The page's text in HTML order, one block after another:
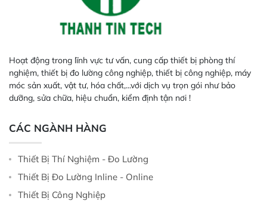
Hoạt động trong lĩnh vực tư vấn, cung cấp thiết bị phòng thí
nghiệm, thiết bị đo lường công nghiệp, thiết bị công nghiệp, máy
móc sản xuất, vật tư, hóa chất,...với dịch vụ trọn gói như bảo
dưỡng, sửa chữa, hiệu chuẩn, kiểm định tận nơi !
CÁC NGÀNH HÀNG
Thiết Bị Thí Nghiệm - Đo Lường
Thiết Bị Đo Lường Inline - Online
Thiết Bị Công Nghiệp